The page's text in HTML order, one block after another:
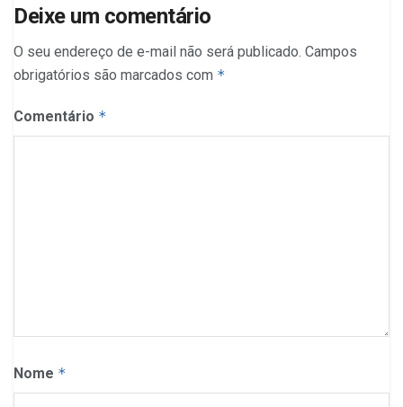
Deixe um comentário
O seu endereço de e-mail não será publicado. Campos
obrigatórios são marcados com *
Comentário *
Nome *